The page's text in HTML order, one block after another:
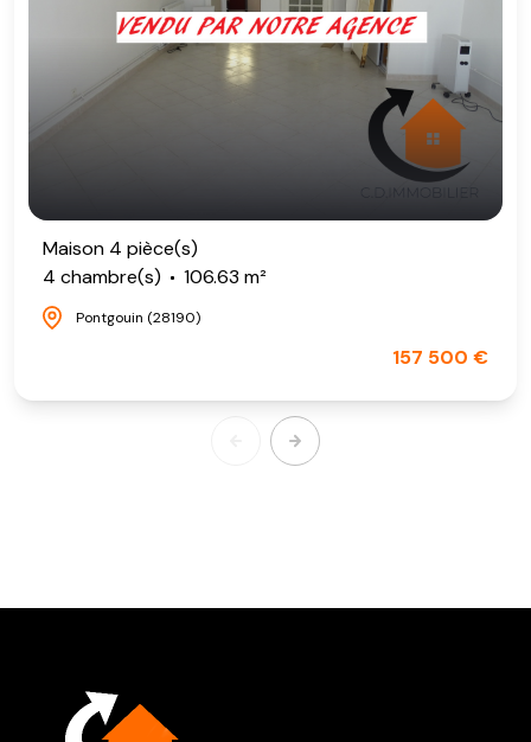
Maison 4 pièce(s)
4 chambre(s)
106.63 m²
Pontgouin (28190)
157 500 €